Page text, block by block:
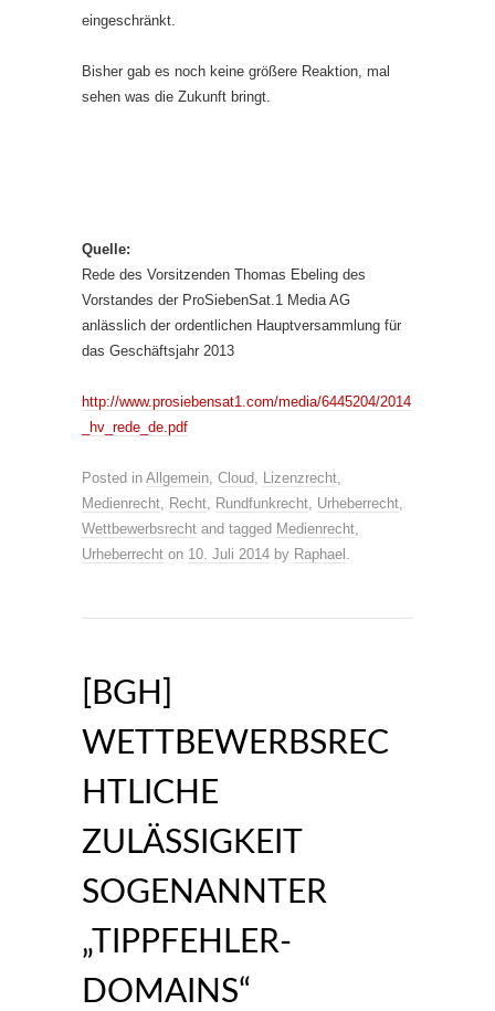
eingeschränkt.
Bisher gab es noch keine größere Reaktion, mal
sehen was die Zukunft bringt.
Quelle:
Rede des Vorsitzenden Thomas Ebeling des
Vorstandes der ProSiebenSat.1 Media AG
anlässlich der ordentlichen Hauptversammlung für
das Geschäftsjahr 2013
http://www.prosiebensat1.com/media/6445204/2014
_hv_rede_de.pdf
Posted in Allgemein, Cloud, Lizenzrecht,
Medienrecht, Recht, Rundfunkrecht, Urheberrecht,
Wettbewerbsrecht and tagged Medienrecht,
Urheberrecht on 10. Juli 2014 by Raphael .
[BGH]
WETTBEWERBSREC
HTLICHE
ZULÄSSIGKEIT
SOGENANNTER
„TIPPFEHLER-
DOMAINS“